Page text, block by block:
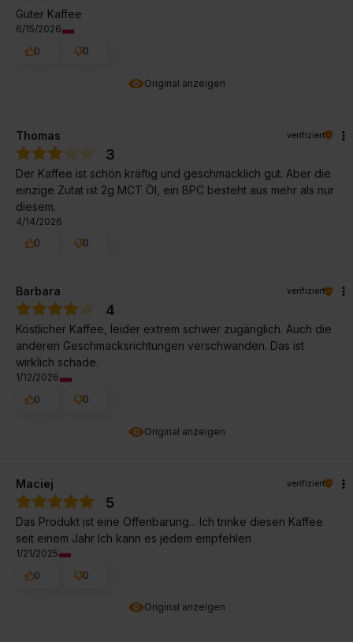
Original anzeigen
Guter Kaffee
6/15/2026
0
0
Thomas verifiziert
3
Der Kaffee ist schön kräftig und geschmacklich gut. Aber die
einzige Zutat ist 2g MCT Öl, ein BPC besteht aus mehr als nur
diesem.
4/14/2026
0
0
Original anzeigen
Barbara verifiziert
4
Köstlicher Kaffee, leider extrem schwer zugänglich. Auch die
anderen Geschmacksrichtungen verschwanden. Das ist
wirklich schade.
1/12/2026
0
0
Original anzeigen
Maciej verifiziert
5
Das Produkt ist eine Offenbarung... Ich trinke diesen Kaffee
seit einem Jahr Ich kann es jedem empfehlen
1/21/2025
0
0